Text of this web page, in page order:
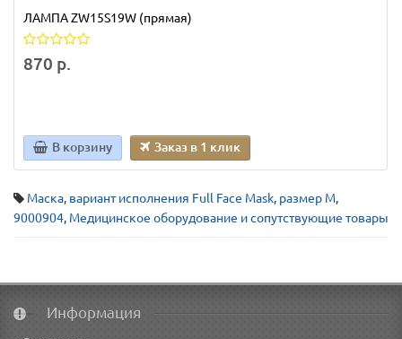
ЛАМПА ZW15S19W (прямая)
870 р.
В корзину Заказ в 1 клик
Маска, вариант исполнения Full Face Mask, размер М,
9000904, Медицинское оборудование и сопутствующие товары
Информация